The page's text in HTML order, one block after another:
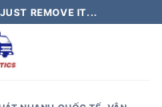
REMOVE IT...